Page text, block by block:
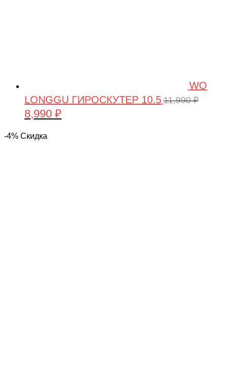
WO
LONGGU ГИРОСКУТЕР 10.5 11,990₽
Первоначальная
составляла
8,990 ₽
-4% Скидка